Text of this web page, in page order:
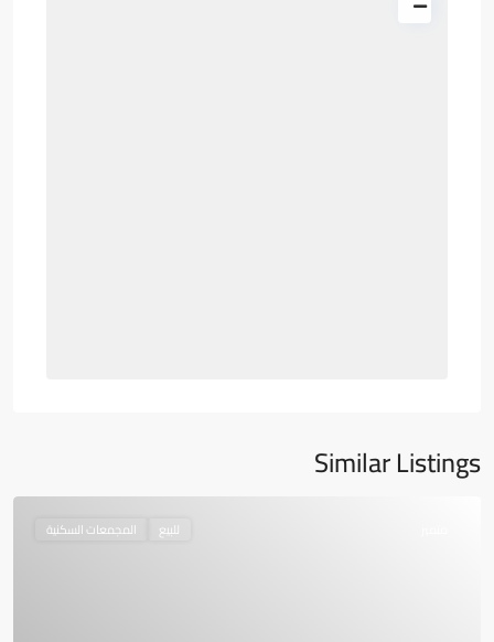
Similar Listings
للبيع المجمعات السكنية